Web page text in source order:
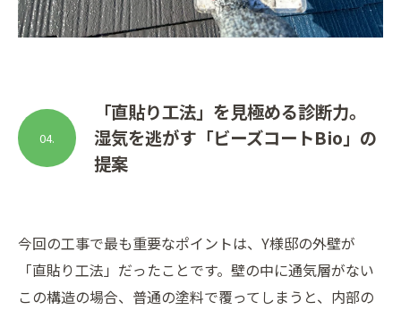
「直貼り工法」を見極める診断力。
湿気を逃がす「ビーズコートBio」の
提案
04.
今回の工事で最も重要なポイントは、Y様邸の外壁が
「直貼り工法」だったことです。壁の中に通気層がない
この構造の場合、普通の塗料で覆ってしまうと、内部の